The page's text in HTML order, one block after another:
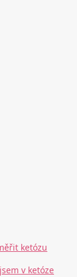
ketózu
v ketóze